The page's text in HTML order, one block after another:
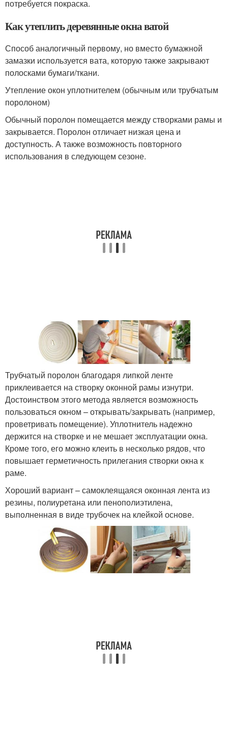
потребуется покраска.
Как утеплить деревянные окна ватой
Способ аналогичный первому, но вместо бумажной
замазки используется вата, которую также закрывают
полосками бумаги/ткани.
Утепление окон уплотнителем (обычным или трубчатым
поролоном)
Обычный поролон помещается между створками рамы и
закрывается. Поролон отличает низкая цена и
доступность. А также возможность повторного
использования в следующем сезоне.
Трубчатый поролон благодаря липкой ленте
приклеивается на створку оконной рамы изнутри.
Достоинством этого метода является возможность
пользоваться окном – открывать/закрывать (например,
проветривать помещение). Уплотнитель надежно
держится на створке и не мешает эксплуатации окна.
Кроме того, его можно клеить в несколько рядов, что
повышает герметичность прилегания створки окна к
раме.
Хороший вариант – самоклеящаяся оконная лента из
резины, полиуретана или пенополиэтилена,
выполненная в виде трубочек на клейкой основе.